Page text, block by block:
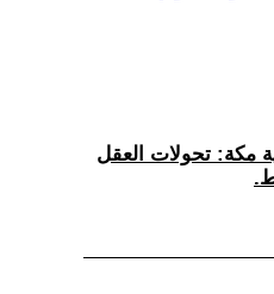
إلى اتفاقية مكة: تحولات العقل